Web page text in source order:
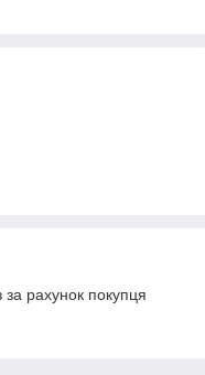
рахунок покупця